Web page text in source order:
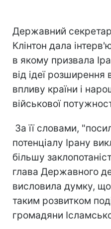
Державний
Клінтон дала
в якому призвала
від ідеї розширення
впливу країни і
військової
За її словами,
потенціалу Ірану
більшу
глава Державного
висловила думку,
таким розвитком
громадяни